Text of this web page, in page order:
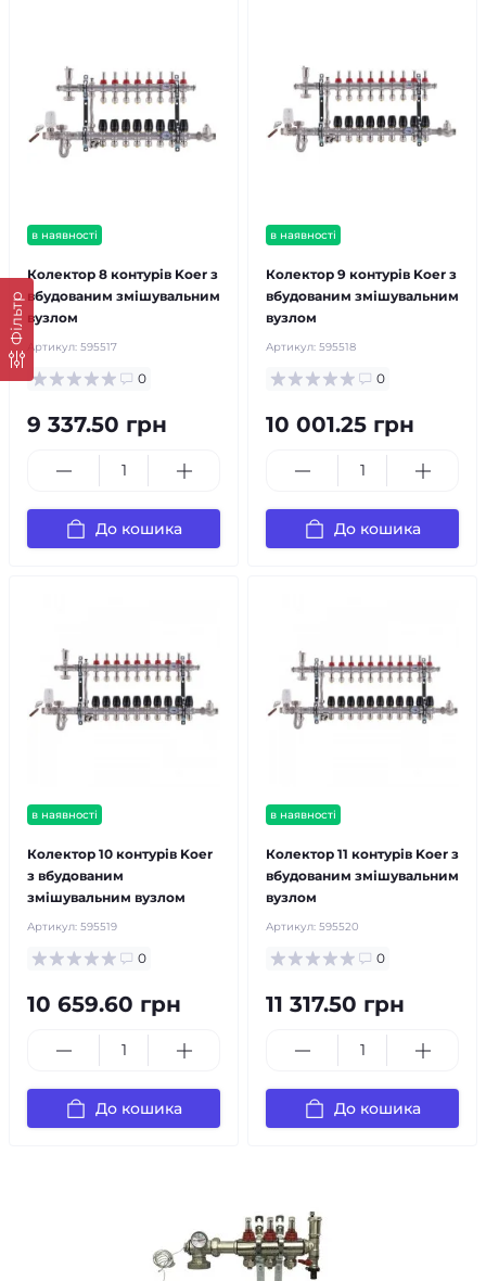
Фільтр
в наявності
Колектор 8 контурів Koer з
вбудованим змішувальним
вузлом
Артикул: 595517
0
9 337.50 грн
До кошика
в наявності
Колектор 9 контурів Koer з
вбудованим змішувальним
вузлом
Артикул: 595518
0
10 001.25 грн
До кошика
в наявності
Колектор 10 контурів Koer
з вбудованим
змішувальним вузлом
Артикул: 595519
0
10 659.60 грн
До кошика
в наявності
Колектор 11 контурів Koer з
вбудованим змішувальним
вузлом
Артикул: 595520
0
11 317.50 грн
До кошика